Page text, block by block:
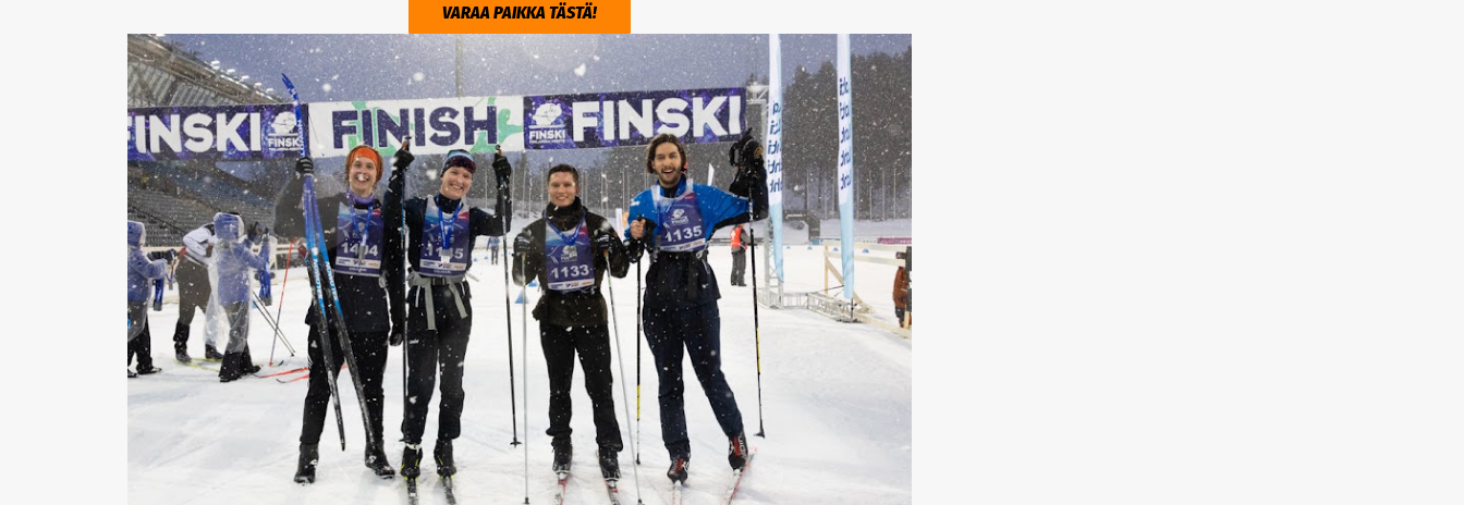
VARAA PAIKKA TÄSTÄ!